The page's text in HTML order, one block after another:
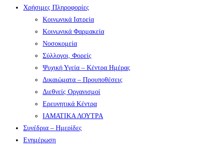
Χρήσιμες Πληροφορίες
Κοινωνικά Ιατρεία
Κοινωνικά Φαρμακεία
Νοσοκομεία
Σύλλογοι, Φορείς
Ψυχική Υγεία – Κέντρα Ημέρας
Δικαιώματα – Προυποθέσεις
Διεθνείς Οργανισμοί
Ερευνητικά Κέντρα
ΙΑΜΑΤΙΚΑ ΛΟΥΤΡΑ
Συνέδρια – Ημερίδες
Ενημέρωση